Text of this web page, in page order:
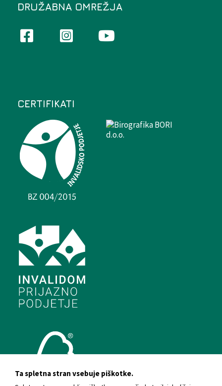
DRUŽABNA OMREŽJA
CERTIFIKATI
Ta spletna stran vsebuje piškotke.